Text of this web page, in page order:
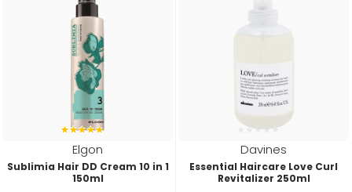
Elgon
Sublimia Hair DD Cream 10 in 1
150ml
Davines
Essential Haircare Love Curl
Revitalizer 250ml